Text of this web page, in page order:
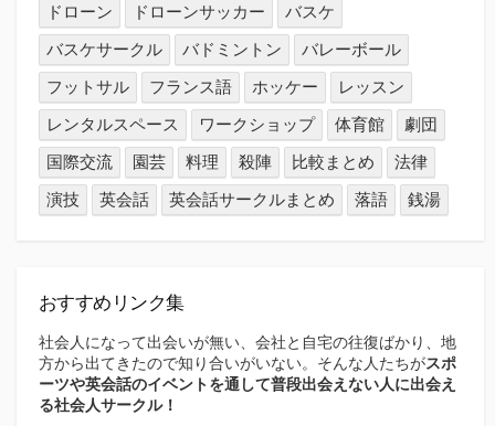
ドローン
ドローンサッカー
バスケ
バスケサークル
バドミントン
バレーボール
フットサル
フランス語 ホッケー
レッスン
レンタルスペース
ワークショップ 体育館
劇団
国際交流
園芸 料理 殺陣 比較まとめ
法律
演技
英会話 英会話サークルまとめ 落語 銭湯
おすすめリンク集
社会人になって出会いが無い、会社と自宅の往復ばかり、地
方から出てきたので知り合いがいない。そんな人たちがスポ
ーツや英会話のイベントを通して普段出会えない人に出会え
る社会人サークル！